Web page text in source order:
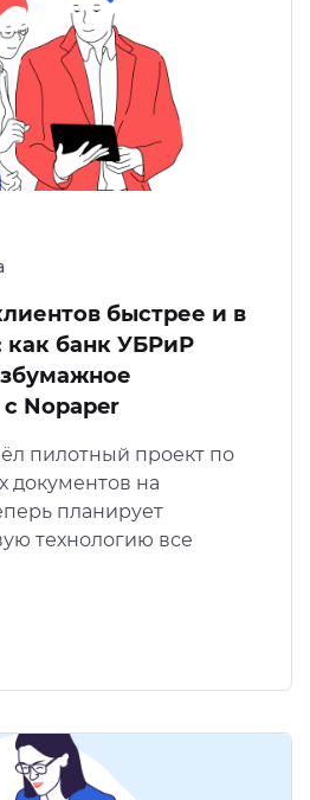
быстрее и в
как банк УБРиР
Nopaper
пилотный проект по
документов на
планирует
технологию все